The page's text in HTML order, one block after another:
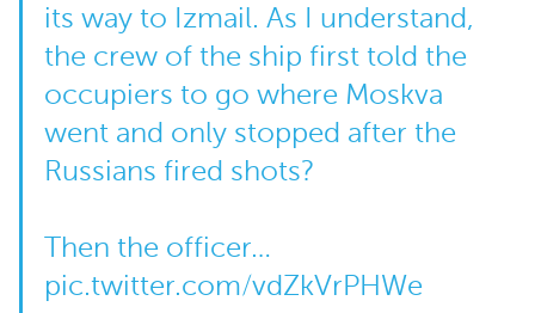
its way to Izmail. As I understand,
the crew of the ship first told the
occupiers to go where Moskva
went and only stopped after the
Russians fired shots?
Then the officer…
pic.twitter.com/vdZkVrPHWe